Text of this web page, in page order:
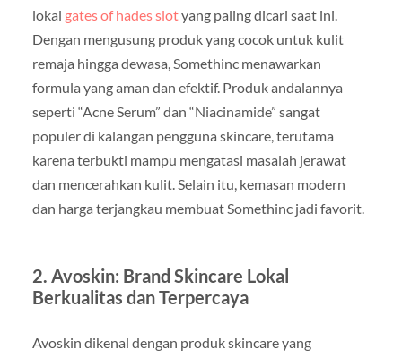
lokal gates of hades slotyang paling dicari saat ini.
Dengan mengusung produk yang cocok untuk kulit
remaja hingga dewasa, Somethinc menawarkan
formula yang aman dan efektif. Produk andalannya
seperti “Acne Serum” dan “Niacinamide” sangat
populer di kalangan pengguna skincare, terutama
karena terbukti mampu mengatasi masalah jerawat
dan mencerahkan kulit. Selain itu, kemasan modern
dan harga terjangkau membuat Somethinc jadi favorit.
2. Avoskin: Brand Skincare Lokal
Berkualitas dan Terpercaya
Avoskin dikenal dengan produk skincare yang